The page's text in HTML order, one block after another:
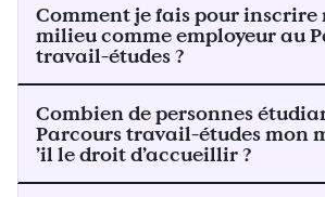
Comment je fais pour inscrire
milieu comme employeur au
travail-études ?
Combien de personnes
Parcours travail-études mon
’il le droit d’accueillir ?